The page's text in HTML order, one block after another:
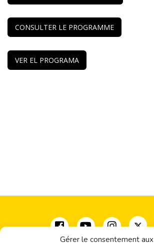
Gérer le consentement aux
CONSULTER LE PROGRAMME
VER EL PROGRAMA